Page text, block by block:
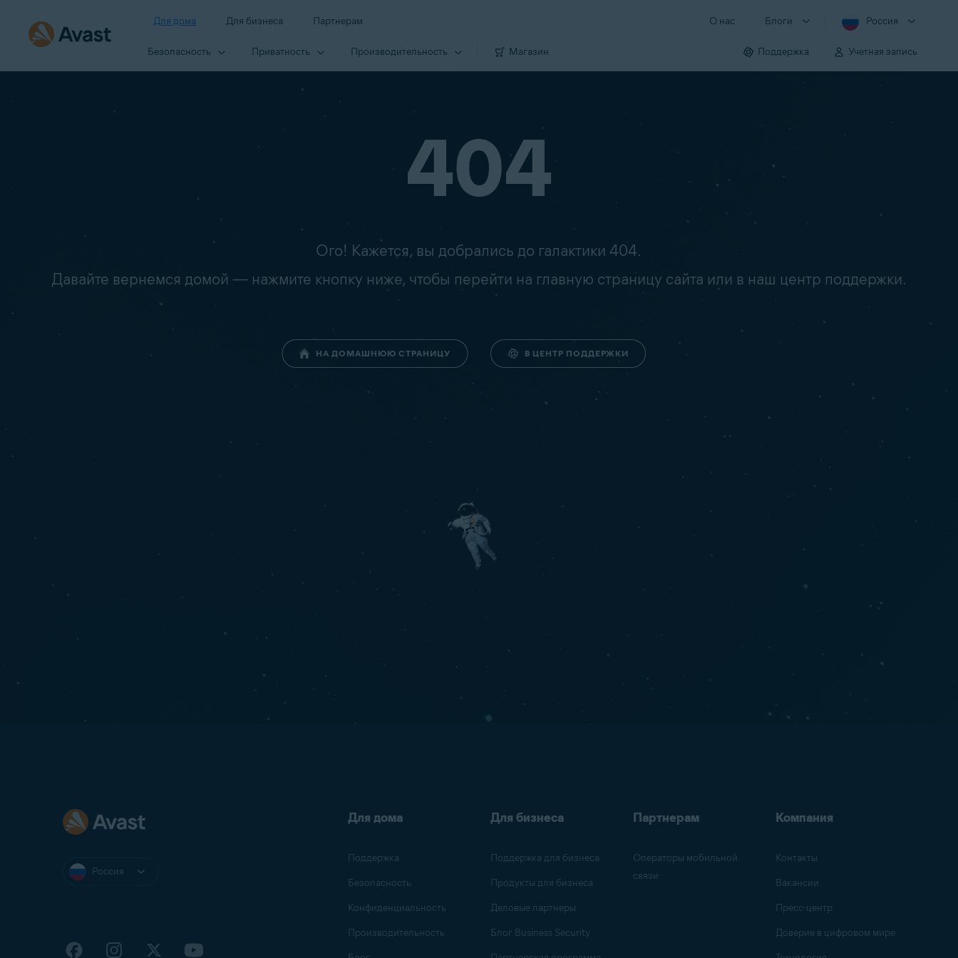
Для дома Для бизнеса Партнерам О нас Блоги Россия
Безопасность Приватность Производи­тельность Магазин Поддержка Учетная запись
404
Ого! Кажется, вы добрались до галактики 404.
Давайте вернемся домой — нажмите кнопку ниже, чтобы перейти на главную страницу сайта или в наш центр поддержки.
НА ДОМАШНЮЮ СТРАНИЦУ В ЦЕНТР ПОДДЕРЖКИ
Россия
Для дома
Поддержка
Безопасность
Конфиденциальность
Производительность
Для бизнеса
Поддержка для бизнеса
Продукты для бизнеса
Деловые партнеры
Блог Business Security
Партнерам
Операторы мобильной
связи
Компания
Контакты
Вакансии
Пресс-центр
Доверие в цифровом мире